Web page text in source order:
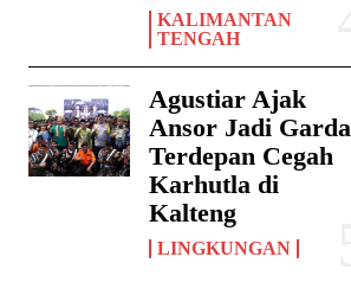
KALIMANTAN
TENGAH
Agustiar Ajak
Ansor Jadi Garda
Terdepan Cegah
Karhutla di
Kalteng
LINGKUNGAN